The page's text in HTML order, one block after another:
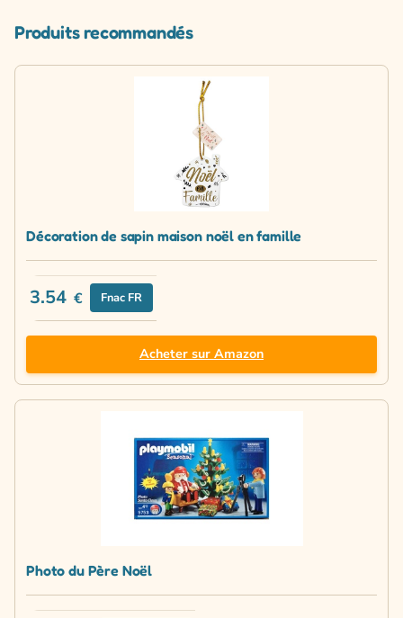
Produits recommandés
Décoration de sapin maison noël en famille
3.54 € Fnac FR
Acheter sur Amazon
Photo du Père Noël